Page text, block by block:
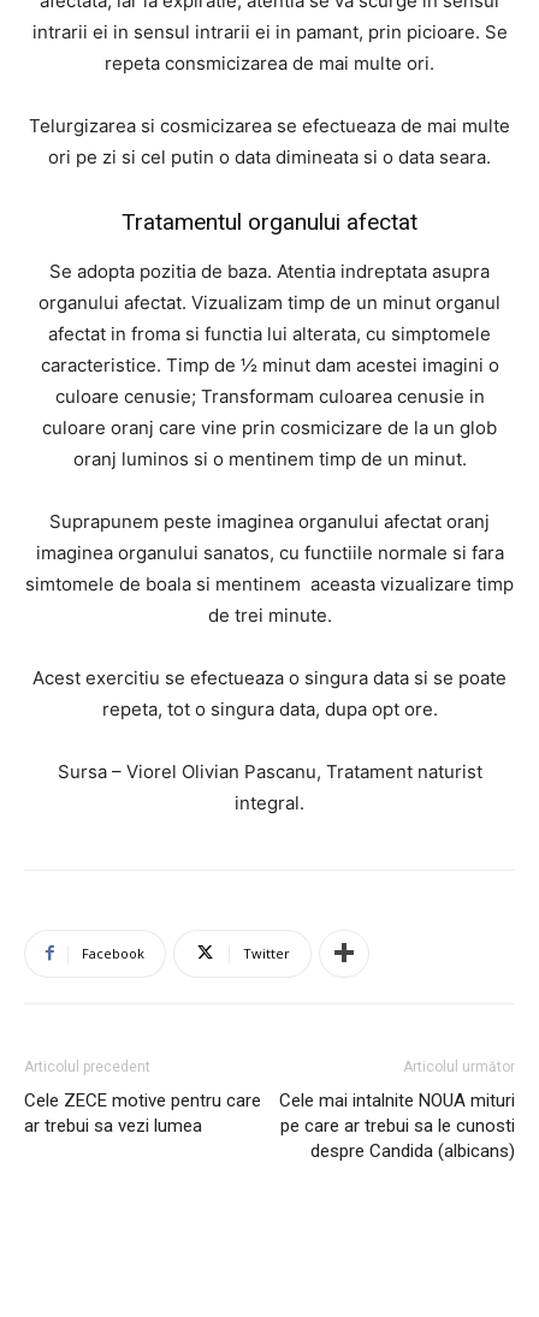
intrarii ei in sensul intrarii ei in pamant, prin picioare. Se
repeta consmicizarea de mai multe ori.
Telurgizarea si cosmicizarea se efectueaza de mai multe
ori pe zi si cel putin o data dimineata si o data seara.
Tratamentul organului afectat
Se adopta pozitia de baza. Atentia indreptata asupra
organului afectat. Vizualizam timp de un minut organul
afectat in froma si functia lui alterata, cu simptomele
caracteristice. Timp de ½ minut dam acestei imagini o
culoare cenusie; Transformam culoarea cenusie in
culoare oranj care vine prin cosmicizare de la un glob
oranj luminos si o mentinem timp de un minut.
Suprapunem peste imaginea organului afectat oranj
imaginea organului sanatos, cu functiile normale si fara
simtomele de boala si mentinem aceasta vizualizare timp
de trei minute.
Acest exercitiu se efectueaza o singura data si se poate
repeta, tot o singura data, dupa opt ore.
Sursa – Viorel Olivian Pascanu, Tratament naturist
integral.
Facebook Twitter
Articolul precedent
Cele ZECE motive pentru care
ar trebui sa vezi lumea
Articolul următor
Cele mai intalnite NOUA mituri
pe care ar trebui sa le cunosti
despre Candida (albicans)